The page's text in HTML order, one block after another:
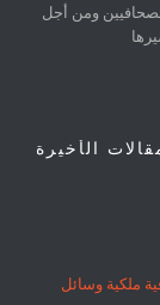
ومن أجل
الأخيرة
ملكية وسائل